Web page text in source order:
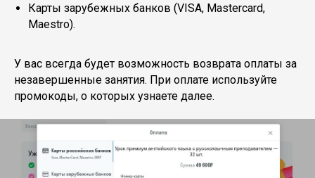
Карты зарубежных банков (VISA, Mastercard,
Maestro).
У вас всегда будет возможность возврата оплаты за
незавершенные занятия. При оплате используйте
промокоды, о которых узнаете далее.